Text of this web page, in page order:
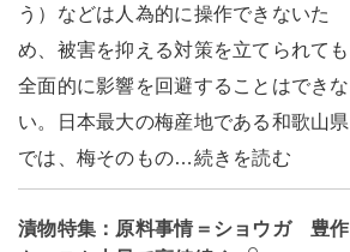
う）などは人為的に操作できないた
め、被害を抑える対策を立てられても
全面的に影響を回避することはできな
い。日本最大の梅産地である和歌山県
では、梅そのもの…続きを読む
漬物特集：原料事情＝ショウガ 豊作